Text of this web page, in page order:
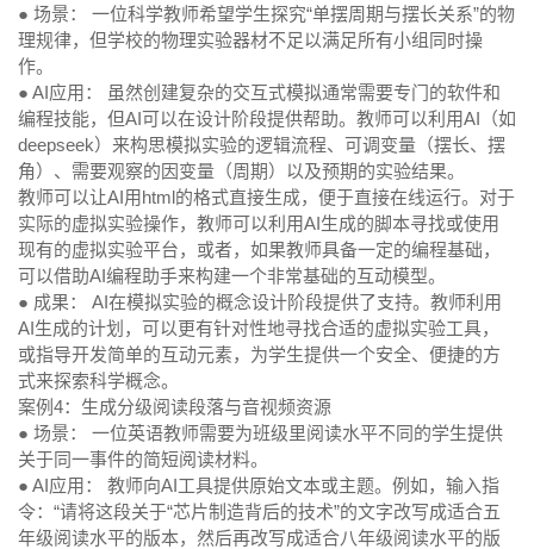
● 场景： 一位科学教师希望学生探究“单摆周期与摆长关系”的物
理规律，但学校的物理实验器材不足以满足所有小组同时操
作。
● AI应用：
虽然创建复杂的交互式模拟通常需要专门的软件和
编程技能，但AI可以在设计阶段提供帮助。教师可以利用AI（如
deepseek）来构思模拟实验的逻辑流程、可调变量（摆长、摆
角）、需要观察的因变量（周期）以及预期的实验结果。
教师可以让AI用html的格式直接生成，便于直接在线运行。对于
实际的虚拟实验操作，教师可以利用AI生成的脚本寻找或使用
现有的虚拟实验平台，或者，如果教师具备一定的编程基础，
可以借助AI编程助手来构建一个非常基础的互动模型。
● 成果：
AI在模拟实验的概念设计阶段提供了支持。教师利用
AI生成的计划，可以更有针对性地寻找合适的虚拟实验工具，
或指导开发简单的互动元素，为学生提供一个安全、便捷的方
式来探索科学概念。
案例4：生成分级阅读段落与音视频资源
● 场景：
一位英语教师需要为班级里阅读水平不同的学生提供
关于同一事件的简短阅读材料。
● AI应用：
教师向AI工具提供原始文本或主题。例如，输入指
令：“请将这段关于“芯片制造背后的技术”的文字改写成适合五
年级阅读水平的版本，然后再改写成适合八年级阅读水平的版